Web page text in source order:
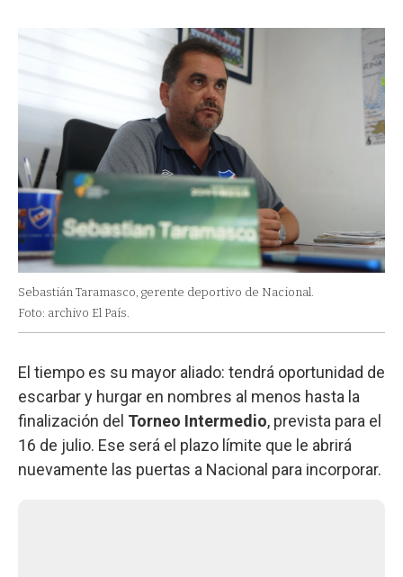
Sebastián Taramasco, gerente deportivo de Nacional.
Foto: archivo El País.
El tiempo es su mayor aliado: tendrá oportunidad de
escarbar y hurgar en nombres al menos hasta la
finalización del Torneo Intermedio, prevista para el
16 de julio. Ese será el plazo límite que le abrirá
nuevamente las puertas a Nacional para incorporar.